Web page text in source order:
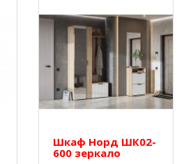
Шкаф Норд ШК02-
600 зеркало